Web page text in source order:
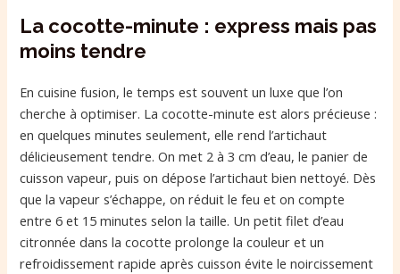
La cocotte-minute : express mais pas
moins tendre
En cuisine fusion, le temps est souvent un luxe que l’on
cherche à optimiser. La cocotte-minute est alors précieuse :
en quelques minutes seulement, elle rend l’artichaut
délicieusement tendre. On met 2 à 3 cm d’eau, le panier de
cuisson vapeur, puis on dépose l’artichaut bien nettoyé. Dès
que la vapeur s’échappe, on réduit le feu et on compte
entre 6 et 15 minutes selon la taille. Un petit filet d’eau
citronnée dans la cocotte prolonge la couleur et un
refroidissement rapide après cuisson évite le noircissement